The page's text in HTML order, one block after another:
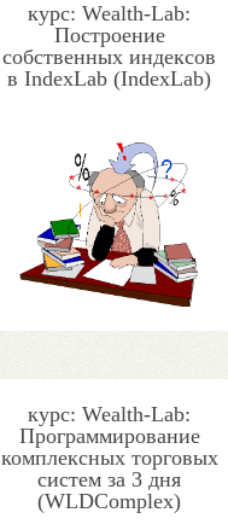
курс: Wealth-Lab:
Построение
собственных индексов
в IndexLab (IndexLab)
курс: Wealth-Lab:
Программирование
комплексных торговых
систем за 3 дня
(WLDComplex)